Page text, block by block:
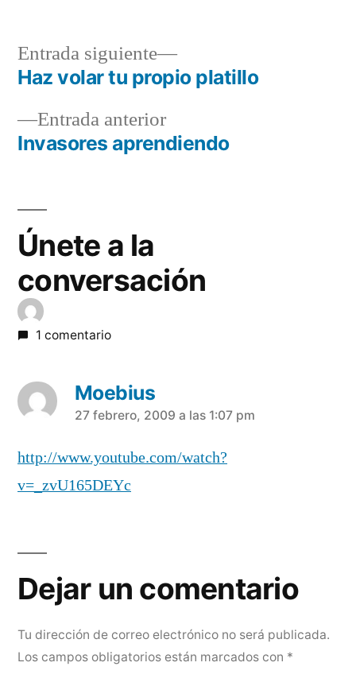
Navegación
deEntrada anteriorEntrada
anterior:
Invasores aprendiendo
Entrada siguiente
Entrada
siguiente:
Haz volar tu propio platillo
Únete a la
conversación
1 comentario
Moebius
dice:
27 febrero, 2009 a las 1:07 pm
http://www.youtube.com/watch?
v=_zvU165DEYc
Dejar
un
comentario
Tu dirección de correo electrónico no será publicada.
Los campos obligatorios están marcados con *
Dejar un comentario